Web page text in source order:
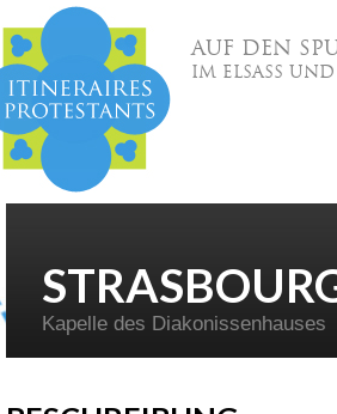
AUF DEN
IM ELSASS
Kapelle des Diakonissenhauses